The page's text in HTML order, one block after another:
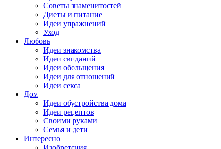
Советы знаменитостей
Диеты и питание
Идеи упражнений
Уход
Любовь
Идеи знакомства
Идеи свиданий
Идеи обольщения
Идеи для отношений
Идеи секса
Дом
Идеи обустройства дома
Идеи рецептов
Своими руками
Семья и дети
Интересно
Изобретения